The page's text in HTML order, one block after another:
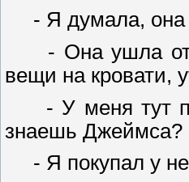
- Я думала, она
- Она ушла от
вещи на кровати,
- У меня тут
знаешь Джеймса?
- Я покупал у